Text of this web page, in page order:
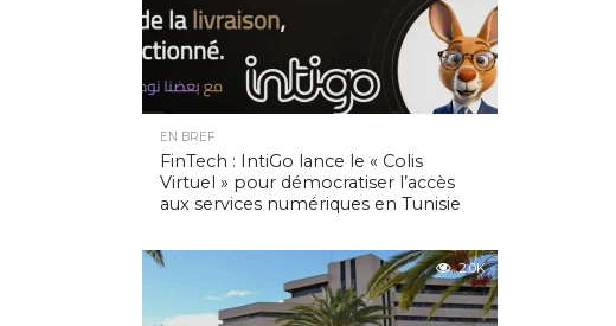
EN BREF
FinTech : IntiGo lance le « Colis
Virtuel » pour démocratiser l’accès
aux services numériques en Tunisie
2.0K